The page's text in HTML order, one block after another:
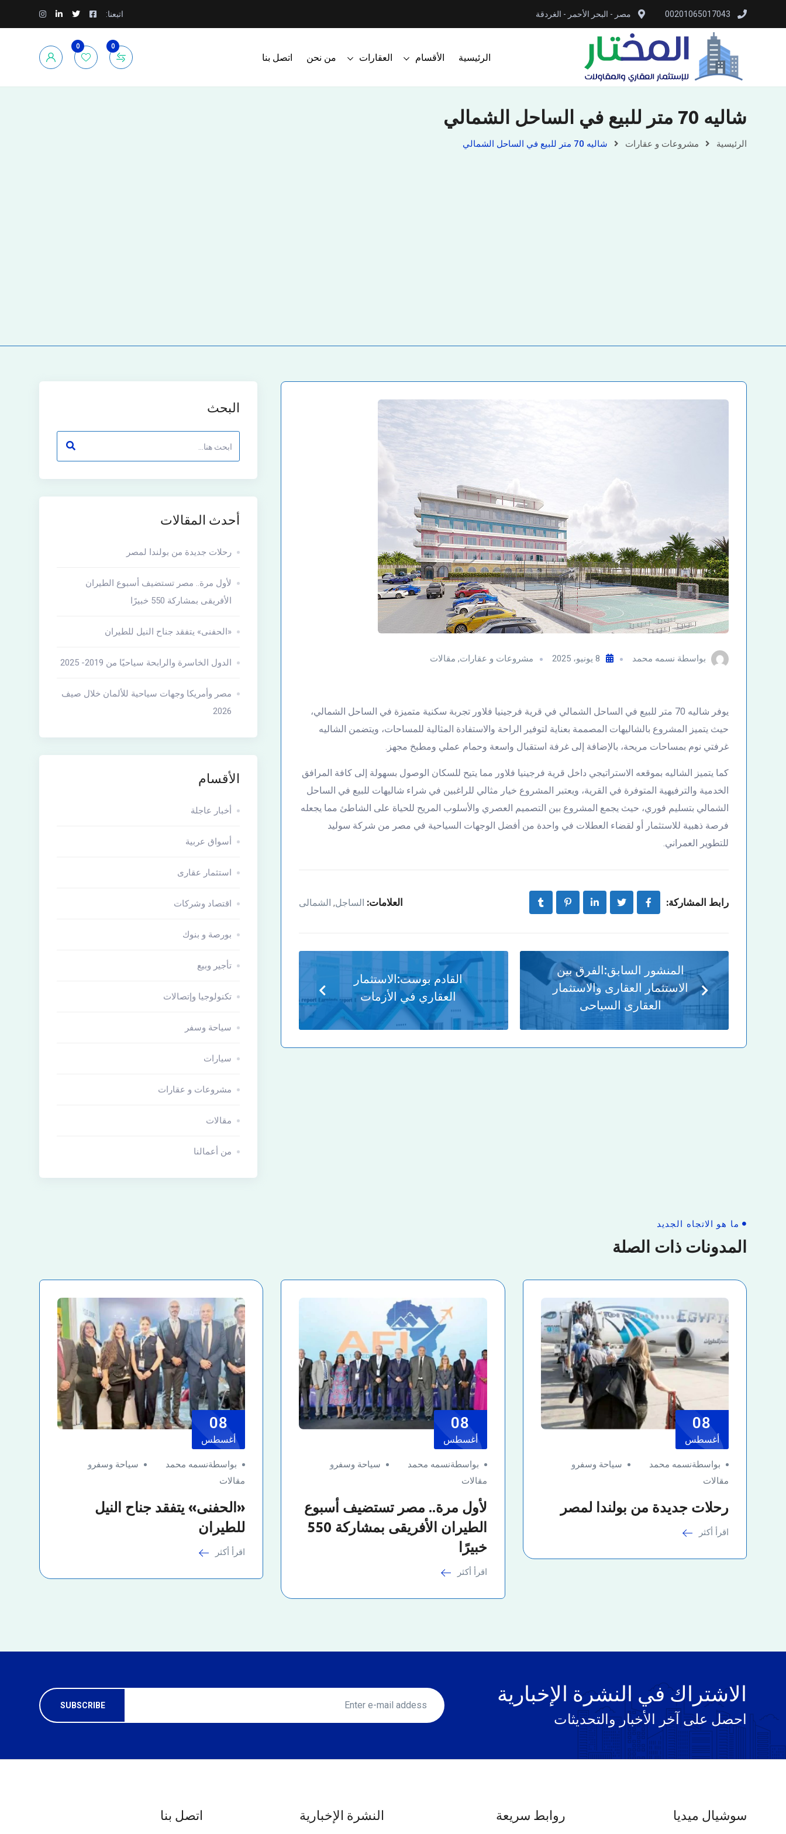
00201065017043 مصر - البحر الأحمر - الغردقة اتبعنا:
الرئيسية الأقسام العقارات من نحن اتصل بنا
0
0
شاليه 70 متر للبيع في الساحل الشمالي
الرئيسية مشروعات و عقارات شاليه 70 متر للبيع في الساحل الشمالي
بواسطة نسمه محمد 8 يونيو، 2025 مشروعات و عقارات, مقالات
يوفر شاليه 70 متر للبيع في الساحل الشمالي في قرية فرجينيا فلاور تجربة سكنية متميزة في الساحل الشمالي،
حيث يتميز المشروع بالشاليهات المصممة بعناية لتوفير الراحة والاستفادة المثالية للمساحات، ويتضمن الشاليه
غرفتي نوم بمساحات مريحة، بالإضافة إلى غرفة استقبال واسعة وحمام عملي ومطبخ مجهز.
كما يتميز الشاليه بموقعه الاستراتيجي داخل قرية فرجينيا فلاور مما يتيح للسكان الوصول بسهولة إلى كافة المرافق
الخدمية والترفيهية المتوفرة في القرية، ويعتبر المشروع خيار مثالي للراغبين في شراء شاليهات للبيع في الساحل
الشمالي بتسليم فوري، حيث يجمع المشروع بين التصميم العصري والأسلوب المريح للحياة على الشاطئ مما يجعله
فرصة ذهبية للاستثمار أو لقضاء العطلات في واحدة من أفضل الوجهات السياحية في مصر من شركة سوليد
للتطوير العمراني.
رابط المشاركة: العلامات: الساجل, الشمالى
المنشور السابق:الفرق بين
الاستثمار العقارى والاستثمار
العقارى السياحى
القادم بوست:الاستثمار
العقاري في الأزمات
البحث
أحدث المقالات
رحلات جديدة من بولندا لمصر
لأول مرة.. مصر تستضيف أسبوع الطيران
الأفريقى بمشاركة 550 خبيرًا
«الحفنى» يتفقد جناح النيل للطيران
الدول الخاسرة والرابحة سياحيًا من 2019- 2025
مصر وأمريكا وجهات سياحية للألمان خلال صيف
2026
الأقسام
أخبار عاجلة
أسواق عربية
استثمار عقارى
اقتصاد وشركات
بورصة و بنوك
تأجير وبيع
تكنولوجيا وإتصالات
سياحة وسفر
سيارات
مشروعات و عقارات
مقالات
من أعمالنا
ما هو الاتجاه الجديد
المدونات ذات الصلة
08
أغسطس
بواسطةنسمه محمد سياحة وسفر و
مقالات
رحلات جديدة من بولندا لمصر
اقرأ أكثر
08
أغسطس
بواسطةنسمه محمد سياحة وسفر و
مقالات
لأول مرة.. مصر تستضيف أسبوع
الطيران الأفريقى بمشاركة 550
خبيرًا
اقرأ أكثر
08
أغسطس
بواسطةنسمه محمد سياحة وسفر و
مقالات
«الحفنى» يتفقد جناح النيل
للطيران
اقرأ أكثر
الاشتراك في النشرة الإخبارية
احصل على آخر الأخبار والتحديثات
سوشيال ميديا روابط سريعة النشرة الإخبارية اتصل بنا